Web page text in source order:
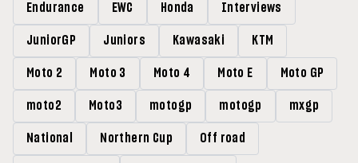
Endurance EWC Honda Interviews
JuniorGP Juniors Kawasaki KTM
Moto 2 Moto 3 Moto 4 Moto E Moto GP
moto2 Moto3 motogp motogp mxgp
National Northern Cup Off road